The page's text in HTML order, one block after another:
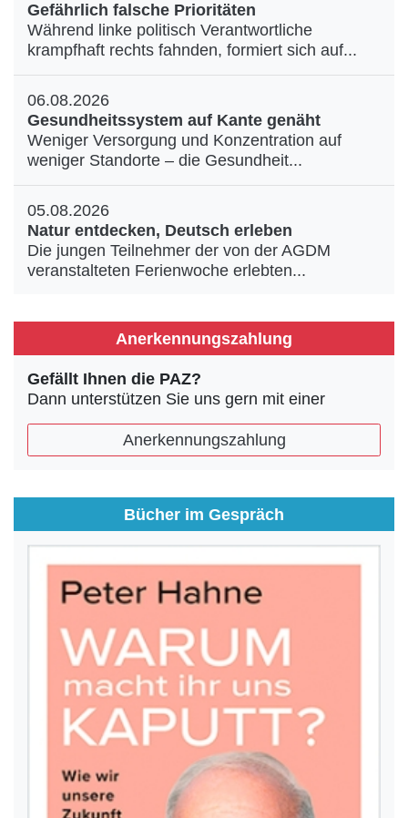
Gefährlich falsche Prioritäten
Während linke politisch Verantwortliche
krampfhaft rechts fahnden, formiert sich auf...
06.08.2026
Gesundheitssystem auf Kante genäht
Weniger Versorgung und Konzentration auf
weniger Standorte – die Gesundheit...
05.08.2026
Natur entdecken, Deutsch erleben
Die jungen Teilnehmer der von der AGDM
veranstalteten Ferienwoche erlebten...
Anerkennungszahlung
Gefällt Ihnen die PAZ?
Dann unterstützen Sie uns gern mit einer
Anerkennungszahlung
Bücher im Gespräch